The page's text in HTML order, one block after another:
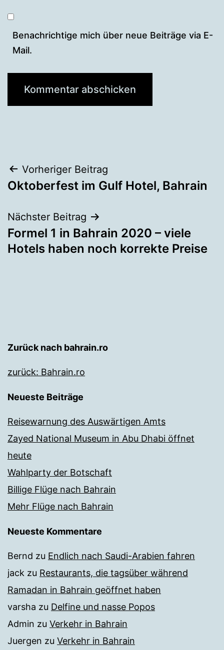
Benachrichtige mich über neue Beiträge via E-
Mail.
Beitragsnavigation
Vorheriger Beitrag
Oktoberfest im Gulf Hotel, Bahrain
Nächster Beitrag
Formel 1 in Bahrain 2020 – viele
Hotels haben noch korrekte Preise
Zurück nach bahrain.ro
zurück: Bahrain.ro
Neueste Beiträge
Reisewarnung des Auswärtigen Amts
Zayed National Museum in Abu Dhabi öffnet
heute
Wahlparty der Botschaft
Billige Flüge nach Bahrain
Mehr Flüge nach Bahrain
Neueste Kommentare
Bernd zu Endlich nach Saudi-Arabien fahren
jack zu Restaurants, die tagsüber während
Ramadan in Bahrain geöffnet haben
varsha zu Delfine und nasse Popos
Admin zu Verkehr in Bahrain
Juergen zu Verkehr in Bahrain